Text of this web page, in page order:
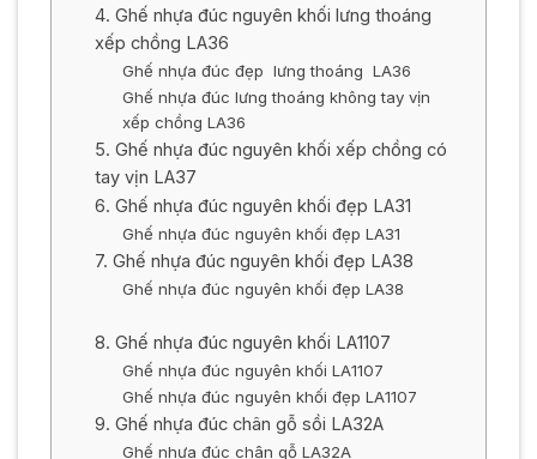
4. Ghế nhựa đúc nguyên khối lưng thoáng
xếp chồng LA36
Ghế nhựa đúc đẹp lưng thoáng LA36
Ghế nhựa đúc lưng thoáng không tay vịn
xếp chồng LA36
5. Ghế nhựa đúc nguyên khối xếp chồng có
tay vịn LA37
6. Ghế nhựa đúc nguyên khối đẹp LA31
Ghế nhựa đúc nguyên khối đẹp LA31
7. Ghế nhựa đúc nguyên khối đẹp LA38
Ghế nhựa đúc nguyên khối đẹp LA38
8. Ghế nhựa đúc nguyên khối LA1107
Ghế nhựa đúc nguyên khối LA1107
Ghế nhựa đúc nguyên khối đẹp LA1107
9. Ghế nhựa đúc chân gỗ sồi LA32A
Ghế nhựa đúc chân gỗ LA32A